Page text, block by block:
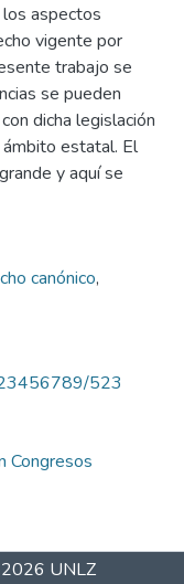
los aspectos
vigente por
trabajo se
se pueden
dicha legislación
ámbito estatal. El
y aquí se
canónico,
523
Congresos
UNLZ